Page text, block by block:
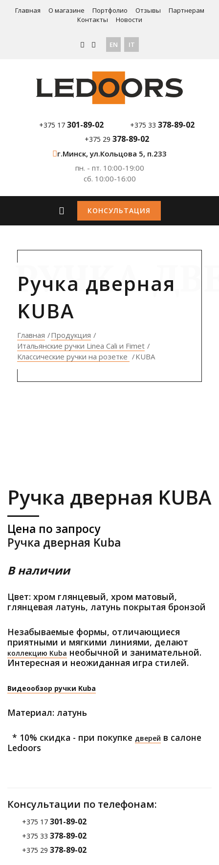
Главная О магазине Портфолио Отзывы
Партнерам
Контакты
Новости
EN IT
+375 17 301-89-02 +375 33 378-89-02
+375 29 378-89-02
г.Минск, ул.Кольцова 5, п.233
пн. - пт. 10:00-19:00
сб. 10:00-16:00
КОНСУЛЬТАЦИЯ
РУЧКА
Ручка дверная
KUBA
Главная
Продукция
Итальянские ручки Linea Cali и Fimet
Классические ручки на розетке
KUBA
Ручка дверная KUBA
Цена по запросу
Ручка дверная Kuba
В наличии
Цвет: хром глянцевый, хром матовый,
глянцевая латунь, латунь покрытая бронзой
Незабываемые формы, отличающиеся
приятными и мягкими линиями, делают
коллекцию Kuba необычной и занимательной.
Интересная и неожиданная игра стилей.
Видеообзор ручки Kuba
Материал: латунь
* 10% скидка - при покупке дверей в салоне
Ledoors
Консультации по телефонам:
+375 17 301-89-02
+375 33 378-89-02
+375 29 378-89-02